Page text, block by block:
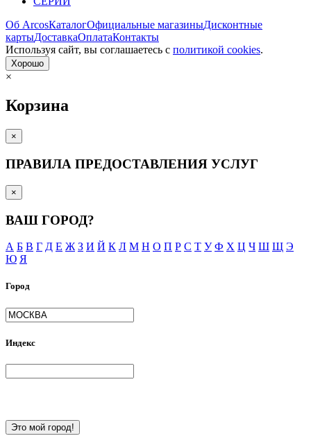
Об ArcosКаталогОфициальные магазиныДисконтные
картыДоставкаОплатаКонтакты
Используя сайт, вы согла­шаетесь с политикой cookies.
Хорошо
×
Корзина
×
ПРАВИЛА ПРЕДОСТАВЛЕНИЯ УСЛУГ
×
ВАШ ГОРОД?
А Б В Г Д Е Ж З И Й К Л М Н О П Р С Т У Ф Х Ц Ч Ш Щ Э
Ю Я
Город
Индекс
Это мой город!